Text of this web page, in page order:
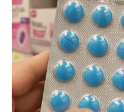
Treći faktor bila je
emocionalnih odgovornosti.
porodicu i domaći mir, ali
neprimijećeni i nedovoljno
primoran često popuštati i
izbjegao sukobe, što je
Godine kompromisa i